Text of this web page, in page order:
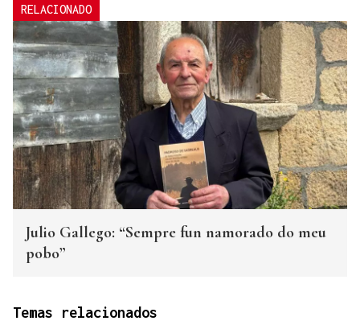
RELACIONADO
Julio Gallego: “Sempre fun namorado do meu
pobo”
Temas relacionados